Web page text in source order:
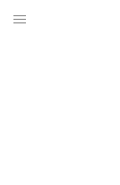
RESSOURCES